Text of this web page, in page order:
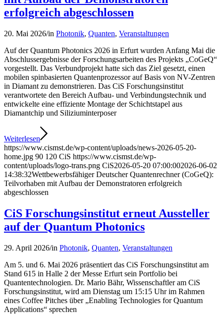
erfolgreich abgeschlossen
20. Mai 2026/in Photonik, Quanten, Veranstaltungen
Auf der Quantum Photonics 2026 in Erfurt wurden Anfang Mai die
Abschlussergebnisse der Forschungsarbeiten des Projekts „CoGeQ“
vorgestellt. Das Verbundprojekt hatte sich das Ziel gesetzt, einen
mobilen spinbasierten Quantenprozessor auf Basis von NV-Zentren
in Diamant zu demonstrieren. Das CiS Forschungsinstitut
verantwortete den Bereich Aufbau- und Verbindungstechnik und
entwickelte eine effiziente Montage der Schichtstapel aus
Diamantchip und Siliziuminterposer
Weiterlesen
https://www.cismst.de/wp-content/uploads/news-2026-05-20-
home.jpg 90 120 CiS https://www.cismst.de/wp-
content/uploads/logo-trans.png CiS2026-05-20 07:00:002026-06-02
14:38:32Wettbewerbsfähiger Deutscher Quantenrechner (CoGeQ):
Teilvorhaben mit Aufbau der Demonstratoren erfolgreich
abgeschlossen
CiS Forschungsinstitut erneut Aussteller
auf der Quantum Photonics
29. April 2026/in Photonik, Quanten, Veranstaltungen
Am 5. und 6. Mai 2026 präsentiert das CiS Forschungsinstitut am
Stand 615 in Halle 2 der Messe Erfurt sein Portfolio bei
Quantentechnologien. Dr. Mario Bähr, Wissenschaftler am CiS
Forschungsinstitut, wird am Dienstag um 15:15 Uhr im Rahmen
eines Coffee Pitches über „Enabling Technologies for Quantum
Applications“ sprechen